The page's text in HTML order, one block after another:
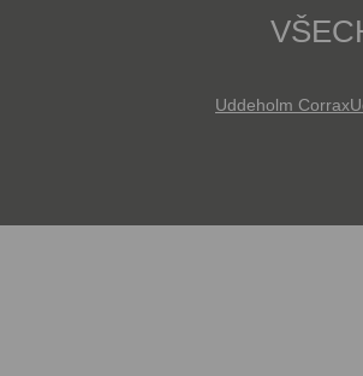
Uddeholm Corrax